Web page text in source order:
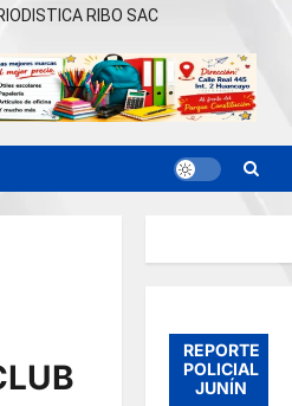
RIBO SAC
REPORTE
POLICIAL
JUNÍN